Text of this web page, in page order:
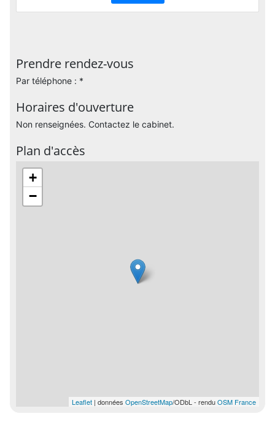
Prendre rendez-vous
Par téléphone : *
Horaires d'ouverture
Non renseignées. Contactez le cabinet.
Plan d'accès
+
−
Leaflet | données OpenStreetMap/ODbL - renduOSM France